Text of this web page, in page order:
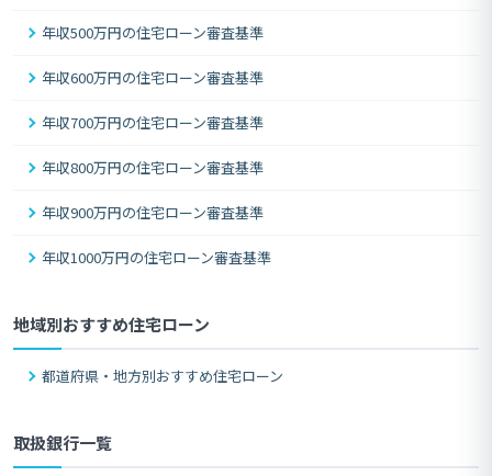
年収500万円の住宅ローン審査基準
年収600万円の住宅ローン審査基準
年収700万円の住宅ローン審査基準
年収800万円の住宅ローン審査基準
年収900万円の住宅ローン審査基準
年収1000万円の住宅ローン審査基準
地域別おすすめ住宅ローン
都道府県・地方別おすすめ住宅ローン
取扱銀行一覧